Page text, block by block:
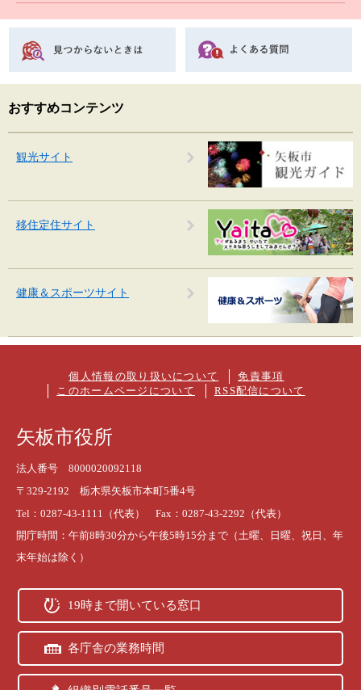
おすすめコンテンツ
観光サイト
移住定住サイト
健康＆スポーツサイト
個人情報の取り扱いについて
免責事項
このホームページについて
RSS配信について
矢板市役所
法人番号 8000020092118
〒329-2192 栃木県矢板市本町5番4号
Tel：0287-43-1111（代表） Fax：0287-43-2292（代表）
開庁時間：午前8時30分から午後5時15分まで（土曜、日曜、祝日、年
末年始は除く）
19時まで開いている窓口
各庁舎の業務時間